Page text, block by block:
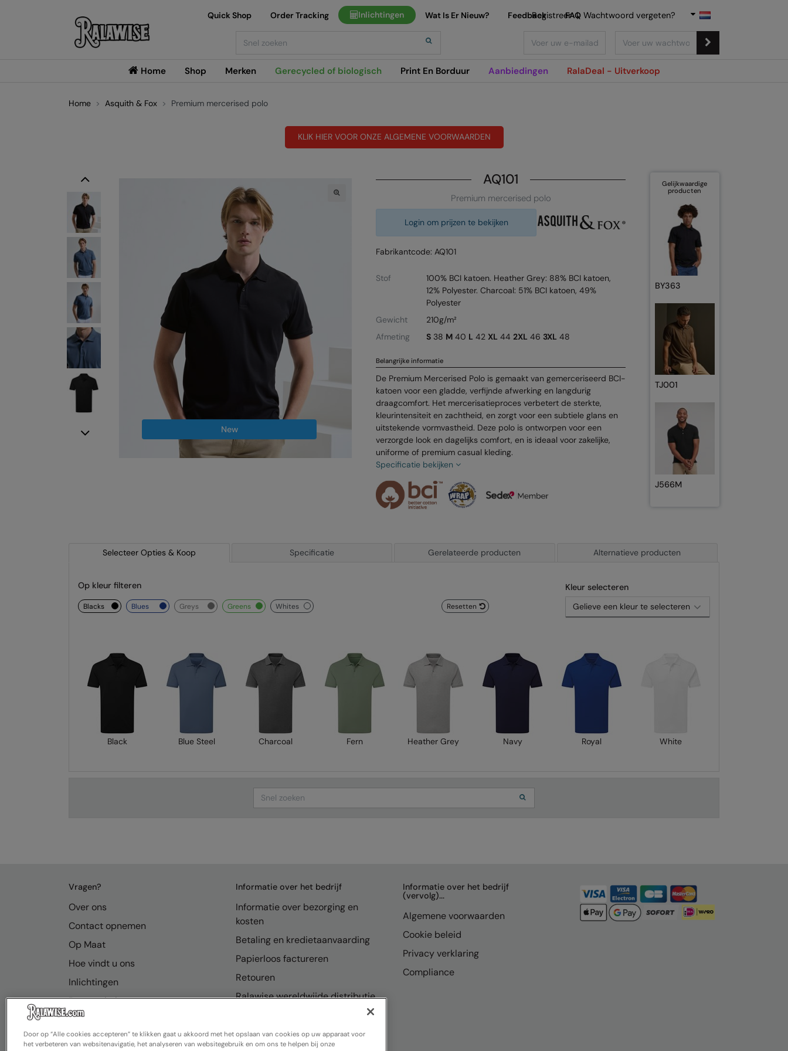
Home Shop Merken Gerecycled of biologisch Print En Borduur Aanbiedingen RalaDeal - Uitverkoop
Quick Shop Order Tracking Inlichtingen Wat Is Er Nieuw? Feedback FAQ
Registreer | Wachtwoord vergeten?
Home Asquith & Fox Premium mercerised polo
KLIK HIER VOOR ONZE ALGEMENE VOORWAARDEN
AQ101
Premium mercerised polo
Login om prijzen te bekijken
Fabrikantcode: AQ101
Stof
100% BCI katoen. Heather Grey: 88% BCI katoen,
12% Polyester. Charcoal: 51% BCI katoen, 49%
Polyester
Gewicht
210g/m²
Afmeting
S38 M40 L 42 XL 44 2XL 46 3XL 48
Belangrijke informatie
De Premium Mercerised Polo is gemaakt van gemerceriseerd BCI-
katoen voor een gladde, verfijnde afwerking en langdurig
draagcomfort. Het mercerisatieproces verbetert de sterkte,
kleurintensiteit en zachtheid, en zorgt voor een subtiele glans en
uitstekende vormvastheid. Deze polo is ontworpen voor een
verzorgde look en dagelijks comfort, en is ideaal voor zakelijke,
uniforme of premium casual kleding.
Specificatie bekijken
New
Previous
Next
Gelijkwaardige
producten
BY363
TJ001
J566M
Selecteer Opties & Koop Specificatie Gerelateerde producten Alternatieve producten
Kleur selecteren
Op kleur filteren
Resetten
blacks blues greys greens whites
Black Blue Steel Charcoal Fern Heather Grey Navy Royal White
Search
Vragen?
Over ons
Contact opnemen
Op Maat
Hoe vindt u ons
Inlichtingen
Bronnenhub
FAQ
Informatie over het bedrijf
Informatie over bezorging en
kosten
Betaling en kredietaanvaarding
Papierloos factureren
Retouren
Ralawise wereldwijde distributie
Informatie over het bedrijf
(vervolg)...
Algemene voorwaarden
Cookie beleid
Privacy verklaring
Compliance
Door op “Alle cookies accepteren” te klikken gaat u akkoord met het opslaan van cookies op uw apparaat voor
het verbeteren van websitenavigatie, het analyseren van websitegebruik en om ons te helpen bij onze